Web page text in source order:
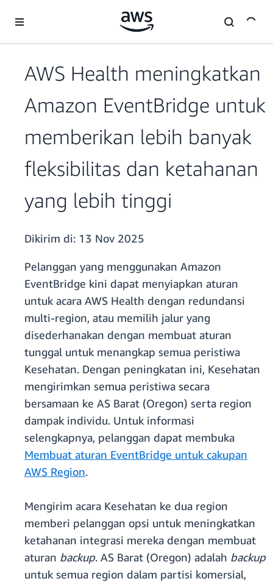
AWS Health meningkatkan
Amazon EventBridge untuk
memberikan lebih banyak
fleksibilitas dan ketahanan
yang lebih tinggi
Dikirim di: 13 Nov 2025
Pelanggan yang menggunakan Amazon
EventBridge kini dapat menyiapkan aturan
untuk acara AWS Health dengan redundansi
multi-region, atau memilih jalur yang
disederhanakan dengan membuat aturan
tunggal untuk menangkap semua peristiwa
Kesehatan. Dengan peningkatan ini, Kesehatan
mengirimkan semua peristiwa secara
bersamaan ke AS Barat (Oregon) serta region
dampak individu. Untuk informasi
selengkapnya, pelanggan dapat membuka
Membuat aturan EventBridge untuk cakupan
AWS Region.
Mengirim acara Kesehatan ke dua region
memberi pelanggan opsi untuk meningkatkan
ketahanan integrasi mereka dengan membuat
aturan backup. AS Barat (Oregon) adalah backup
untuk semua region dalam partisi komersial,